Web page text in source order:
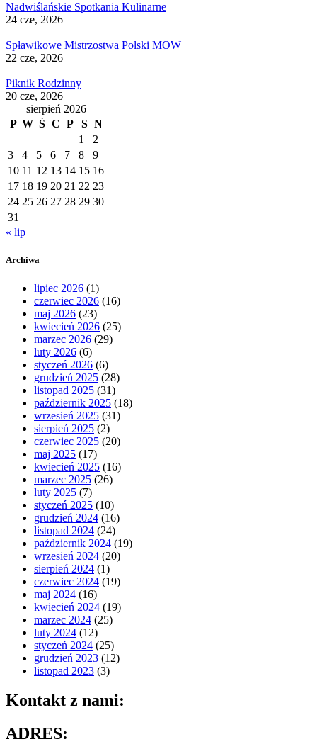
Nadwiślańskie Spotkania Kulinarne
24 cze, 2026
Spławikowe Mistrzostwa Polski MOW
22 cze, 2026
Piknik Rodzinny
20 cze, 2026
sierpień 2026
P W Ś C P S N
1
2
3
4 5 6 7 8
9
10 11 12 13 14 15 16
17 18 19 20 21 22 23
24 25 26 27 28 29 30
31
« lip
Archiwa
lipiec 2026 (1)
czerwiec 2026 (16)
maj 2026 (23)
kwiecień 2026 (25)
marzec 2026 (29)
luty 2026 (6)
styczeń 2026 (6)
grudzień 2025 (28)
listopad 2025 (31)
październik 2025 (18)
wrzesień 2025 (31)
sierpień 2025 (2)
czerwiec 2025 (20)
maj 2025 (17)
kwiecień 2025 (16)
marzec 2025 (26)
luty 2025 (7)
styczeń 2025 (10)
grudzień 2024 (16)
listopad 2024 (24)
październik 2024 (19)
wrzesień 2024 (20)
sierpień 2024 (1)
czerwiec 2024 (19)
maj 2024 (16)
kwiecień 2024 (19)
marzec 2024 (25)
luty 2024 (12)
styczeń 2024 (25)
grudzień 2023 (12)
listopad 2023 (3)
Kontakt z nami:
ADRES: